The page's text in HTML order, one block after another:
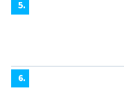
5.
6.